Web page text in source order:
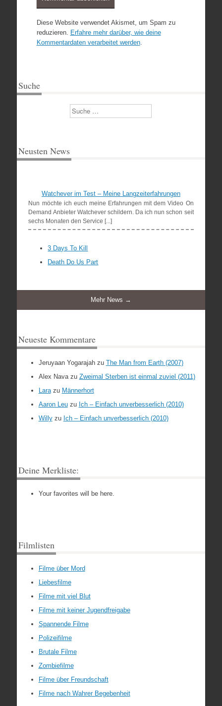
Diese Website verwendet Akismet, um Spam zu
reduzieren. Erfahre mehr darüber, wie deine
Kommentardaten verarbeitet werden.
Suche
Suchen
Neusten News
Watchever im Test – Meine Langzeiterfahrungen
Nun möchte ich euch meine Erfahrungen mit dem Video On
Demand Anbieter Watchever schildern. Da ich nun schon seit
sechs Monaten den Service [...]
3 Days To Kill
Death Do Us Part
Mehr News →
Neueste Kommentare
Jeruyaan Yogarajahzu The Man from Earth (2007)
Alex Navazu Zweimal Sterben ist einmal zuviel (2011)
Larazu Männerhort
Aaron Leuzu Ich – Einfach unverbesserlich (2010)
Willyzu Ich – Einfach unverbesserlich (2010)
Deine Merkliste:
Your favorites will be here.
Filmlisten
Filme über Mord
Liebesfilme
Filme mit viel Blut
Filme mit keiner Jugendfreigabe
Spannende Filme
Polizeifilme
Brutale Filme
Zombiefilme
Filme über Freundschaft
Filme nach Wahrer Begebenheit